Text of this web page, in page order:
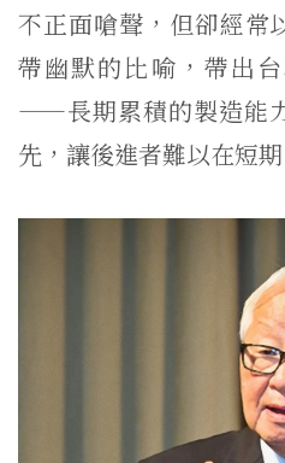
不正面嗆聲，但卻經常
帶幽默的比喻，帶出
——長期累積的製造能
先，讓後進者難以在短期